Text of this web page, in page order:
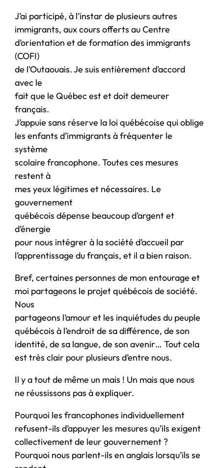
J’ai participé, à l’instar de plusieurs autres
immigrants, aux cours offerts au Centre
d’orientation et de formation des immigrants
(COFI)
de l’Outaouais. Je suis entièrement d’accord
avec le
fait que le Québec est et doit demeurer
français.
J’appuie sans réserve la loi québécoise qui oblige
les enfants d’immigrants à fréquenter le
système
scolaire francophone. Toutes ces mesures
restent à
mes yeux légitimes et nécessaires. Le
gouvernement
québécois dépense beaucoup d’argent et
d’énergie
pour nous intégrer à la société d’accueil par
l’apprentissage du français, et il a bien raison.
Bref, certaines personnes de mon entourage et
moi partageons le projet québécois de société.
Nous
partageons l’amour et les inquiétudes du peuple
québécois à l’endroit de sa différence, de son
identité, de sa langue, de son avenir… Tout cela
est très clair pour plusieurs d’entre nous.
Il y a tout de même un mais ! Un mais que nous
ne réussissons pas à expliquer.
Pourquoi les francophones individuellement
refusent-ils d’appuyer les mesures qu’ils exigent
collectivement de leur gouvernement ?
Pourquoi nous parlent-ils en anglais lorsqu’ils se